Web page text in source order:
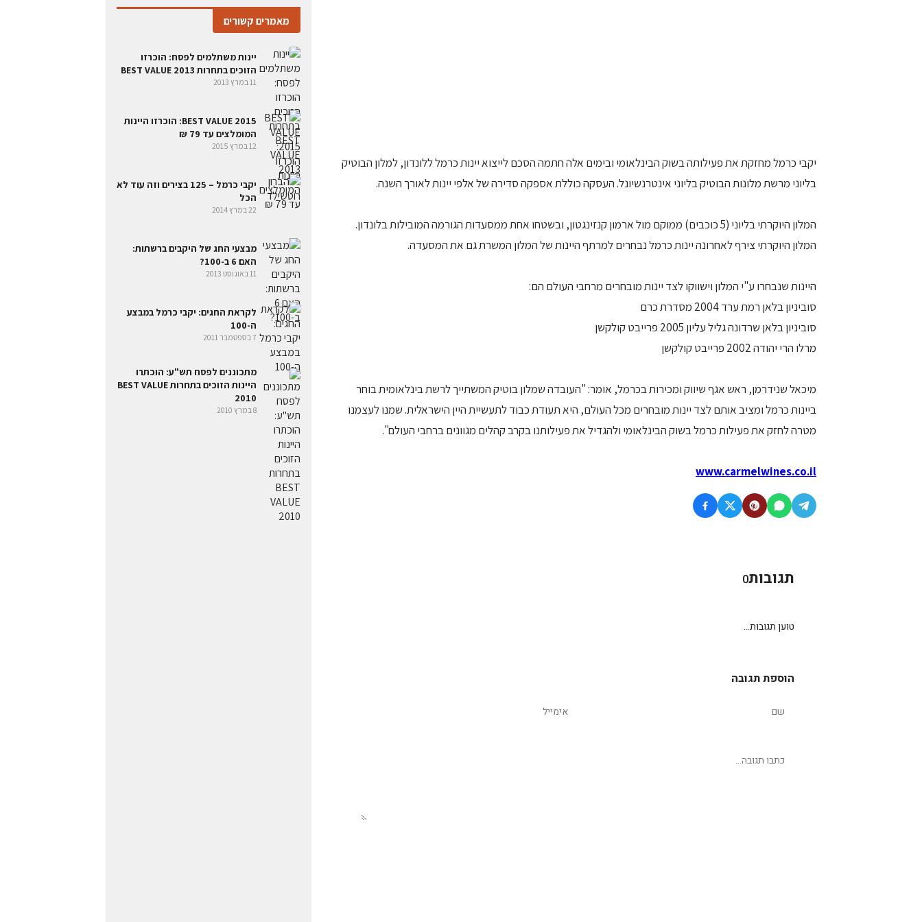
יקבי כרמל מחזקת את פעילותה בשוק הבינלאומי ובימים אלה חתמה הסכם לייצוא יינות כרמל ללונדון, למלון הבוטיק
בליוני מרשת מלונות הבוטיק בליוני אינטרנשיונל. העסקה כוללת אספקה סדירה של אלפי יינות לאורך השנה.
המלון היוקרתי בליוני (5 כוכבים) ממוקם מול ארמון קנזינגטון, ובשטחו אחת ממסעדות הגורמה המובילות בלונדון.
המלון היוקרתי צירף לאחרונה יינות כרמל נבחרים למרתף היינות של המלון המשרת גם את המסעדה.
היינות שנבחרו ע"י המלון וישווקו לצד יינות מובחרים מרחבי העולם הם:
סוביניון בלאן רמת ערד 2004 מסדרת כרם
סוביניון בלאן שרדונה גליל עליון 2005 פרייבט קולקשן
מרלו הרי יהודה 2002 פרייבט קולקשן
מיכאל שנידרמן, ראש אגף שיווק ומכירות בכרמל, אומר: "העובדה שמלון בוטיק המשתייך לרשת בינלאומית בוחר
ביינות כרמל ומציב אותם לצד יינות מובחרים מכל העולם, היא תעודת כבוד לתעשיית היין הישראלית. שמנו לעצמנו
מטרה לחזק את פעילות כרמל בשוק הבינלאומי ולהגדיל את פעילותנו בקרב קהלים מגוונים ברחבי העולם".
www.carmelwines.co.il
תגובות0
טוען תגובות...
הוספת תגובה
מאמרים קשורים
יינות משתלמים לפסח: הוכרזו
הזוכים בתחרות BEST VALUE 2013
11 במרץ 2013
BEST VALUE 2015: הוכרזו היינות
המומלצים עד 79 ₪
12 במרץ 2015
יקבי כרמל – 125 בצירים וזה עוד לא
הכל
22 במרץ 2014
מבצעי החג של היקבים ברשתות:
האם 6 ב-100?
11 באוגוסט 2013
לקראת החגים: יקבי כרמל במבצע
ה-100
7 בספטמבר 2011
מתכוננים לפסח תש"ע: הוכתרו
היינות הזוכים בתחרות BEST VALUE
2010
8 במרץ 2010